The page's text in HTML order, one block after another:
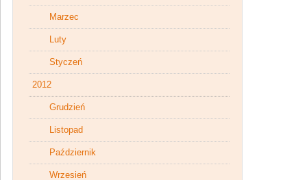
Marzec
Luty
Styczeń
2012
Grudzień
Listopad
Październik
Wrzesień